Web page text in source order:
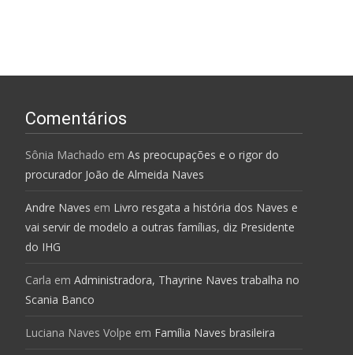
Comentários
Sônia Machado em As preocupações e o rigor do
procurador João de Almeida Naves
Andre Naves em Livro resgata a história dos Naves e
vai servir de modelo a outras famílias, diz Presidente
do IHG
Carla em Administradora, Thayrine Naves trabalha no
Scania Banco
Luciana Naves Volpe em Família Naves brasileira